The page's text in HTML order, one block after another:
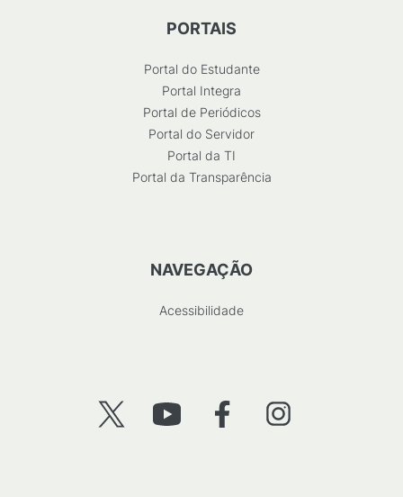
PORTAIS
Portal do Estudante
Portal Integra
Portal de Periódicos
Portal do Servidor
Portal da TI
Portal da Transparência
NAVEGAÇÃO
Acessibilidade